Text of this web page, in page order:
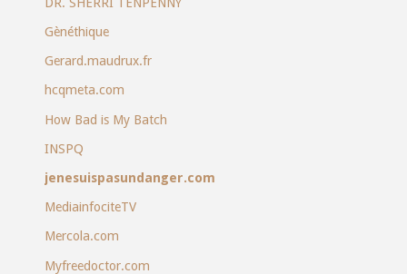
Gènéthique
Gerard.maudrux.fr
hcqmeta.com
How Bad is My Batch
INSPQ
jenesuispasundanger.com
MediainfociteTV
Mercola.com
Myfreedoctor.com